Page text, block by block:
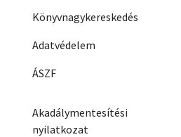
Könyvnagykereskedés
Adatvédelem
ÁSZF
Akadálymentesítési
nyilatkozat